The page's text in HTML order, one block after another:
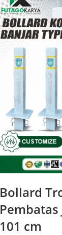
Bollard
Pembatas
101 cm